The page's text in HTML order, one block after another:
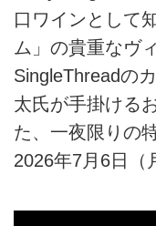
口ワインとして
ム」の貴重なヴ
SingleThreadの
太氏が手掛ける
た、一夜限りの
2026年7月6日（